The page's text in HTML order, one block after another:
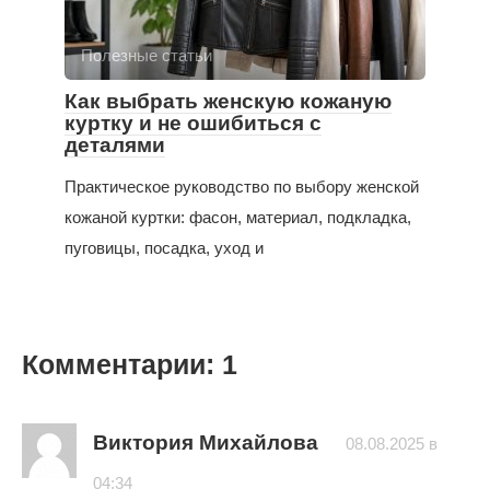
Полезные статьи
Как выбрать женскую кожаную
куртку и не ошибиться с
деталями
Практическое руководство по выбору женской
кожаной куртки: фасон, материал, подкладка,
пуговицы, посадка, уход и
Комментарии: 1
Виктория Михайлова 08.08.2025 в
04:34